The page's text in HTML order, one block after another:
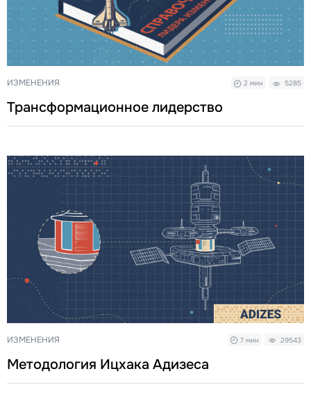
ИЗМЕНЕНИЯ 2 мин 5285
Трансформационное лидерство
ИЗМЕНЕНИЯ 7 мин 29543
Методология Ицхака Адизеса